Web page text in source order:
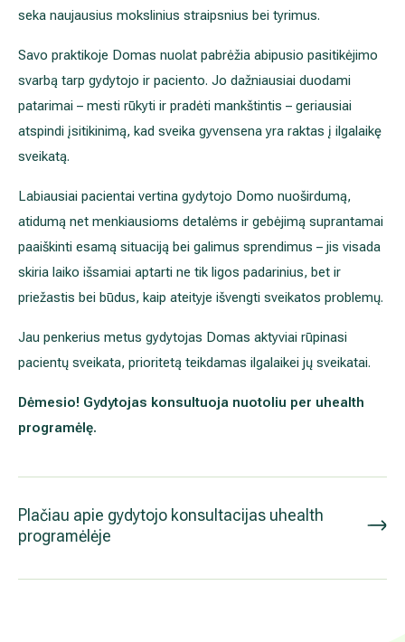
seka naujausius mokslinius straipsnius bei tyrimus.
Savo praktikoje Domas nuolat pabrėžia abipusio pasitikėjimo
svarbą tarp gydytojo ir paciento. Jo dažniausiai duodami
patarimai – mesti rūkyti ir pradėti mankštintis – geriausiai
atspindi įsitikinimą, kad sveika gyvensena yra raktas į ilgalaikę
sveikatą.
Labiausiai pacientai vertina gydytojo Domo nuoširdumą,
atidumą net menkiausioms detalėms ir gebėjimą suprantamai
paaiškinti esamą situaciją bei galimus sprendimus – jis visada
skiria laiko išsamiai aptarti ne tik ligos padarinius, bet ir
priežastis bei būdus, kaip ateityje išvengti sveikatos problemų.
Jau penkerius metus gydytojas Domas aktyviai rūpinasi
pacientų sveikata, prioritetą teikdamas ilgalaikei jų sveikatai.
Dėmesio! Gydytojas konsultuoja nuotoliu per uhealth
programėlę.
Plačiau apie gydytojo konsultacijas uhealth
programėlėje